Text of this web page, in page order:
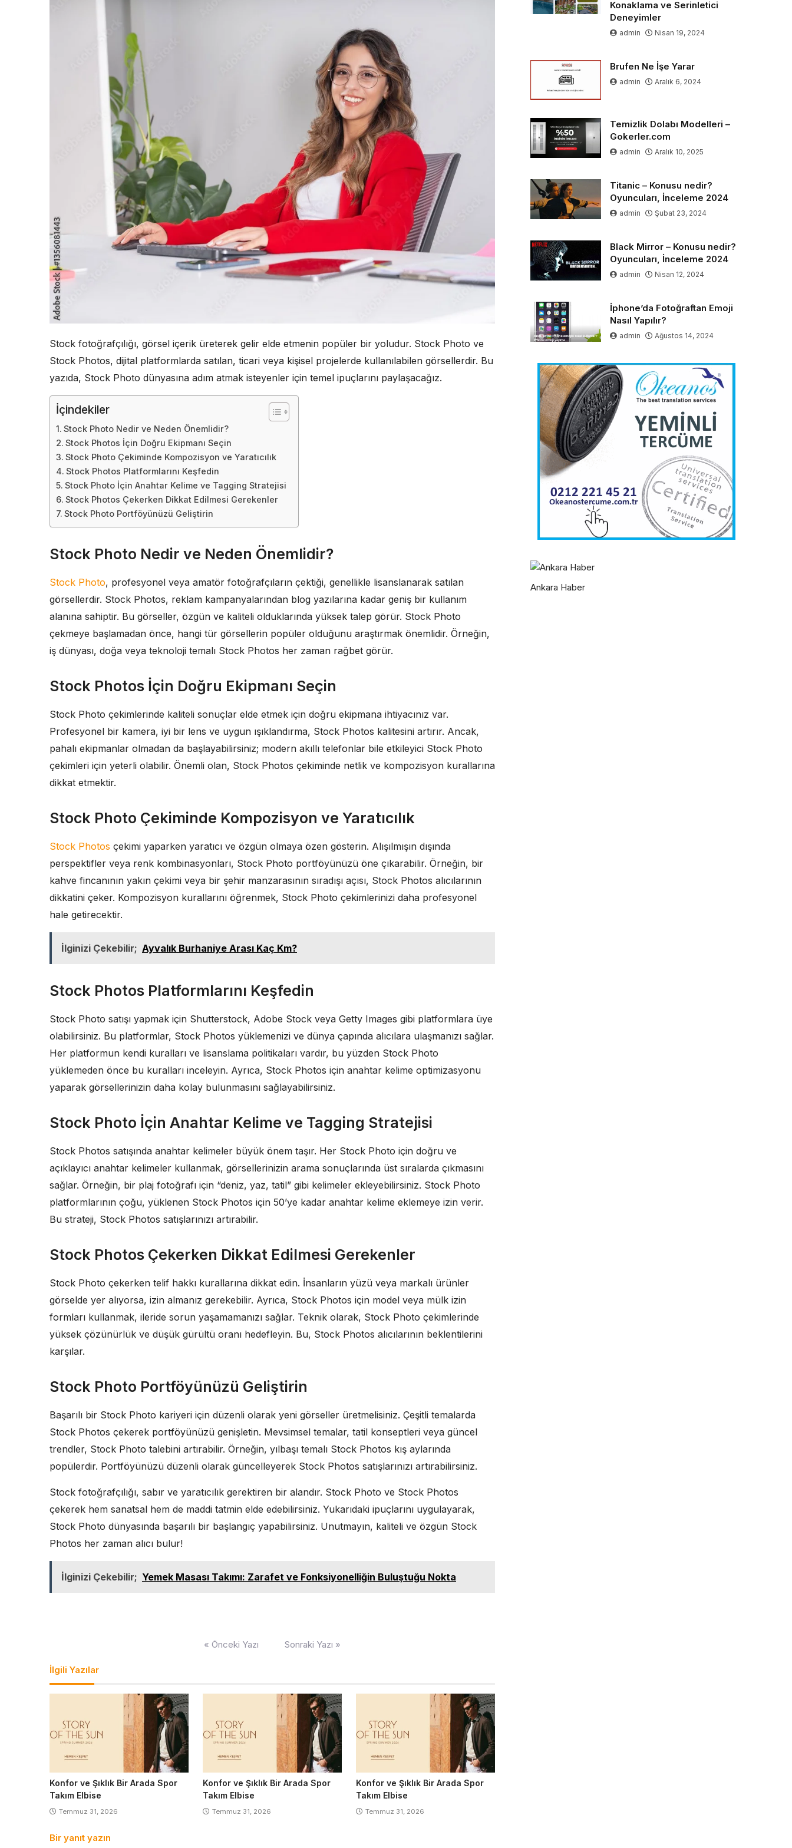
Stock fotoğrafçılığı, görsel içerik üreterek gelir elde etmenin popüler bir yoludur. Stock Photo ve
Stock Photos, dijital platformlarda satılan, ticari veya kişisel projelerde kullanılabilen görsellerdir. Bu
yazıda, Stock Photo dünyasına adım atmak isteyenler için temel ipuçlarını paylaşacağız.
İçindekiler
Stock Photo Nedir ve Neden Önemlidir?
Stock Photos İçin Doğru Ekipmanı Seçin
Stock Photo Çekiminde Kompozisyon ve Yaratıcılık
Stock Photos Platformlarını Keşfedin
Stock Photo İçin Anahtar Kelime ve Tagging Stratejisi
Stock Photos Çekerken Dikkat Edilmesi Gerekenler
Stock Photo Portföyünüzü Geliştirin
Stock Photo Nedir ve Neden Önemlidir?
Stock Photo, profesyonel veya amatör fotoğrafçıların çektiği, genellikle lisanslanarak satılan
görsellerdir. Stock Photos, reklam kampanyalarından blog yazılarına kadar geniş bir kullanım
alanına sahiptir. Bu görseller, özgün ve kaliteli olduklarında yüksek talep görür. Stock Photo
çekmeye başlamadan önce, hangi tür görsellerin popüler olduğunu araştırmak önemlidir. Örneğin,
iş dünyası, doğa veya teknoloji temalı Stock Photos her zaman rağbet görür.
Stock Photos İçin Doğru Ekipmanı Seçin
Stock Photo çekimlerinde kaliteli sonuçlar elde etmek için doğru ekipmana ihtiyacınız var.
Profesyonel bir kamera, iyi bir lens ve uygun ışıklandırma, Stock Photos kalitesini artırır. Ancak,
pahalı ekipmanlar olmadan da başlayabilirsiniz; modern akıllı telefonlar bile etkileyici Stock Photo
çekimleri için yeterli olabilir. Önemli olan, Stock Photos çekiminde netlik ve kompozisyon kurallarına
dikkat etmektir.
Stock Photo Çekiminde Kompozisyon ve Yaratıcılık
Stock Photos çekimi yaparken yaratıcı ve özgün olmaya özen gösterin. Alışılmışın dışında
perspektifler veya renk kombinasyonları, Stock Photo portföyünüzü öne çıkarabilir. Örneğin, bir
kahve fincanının yakın çekimi veya bir şehir manzarasının sıradışı açısı, Stock Photos alıcılarının
dikkatini çeker. Kompozisyon kurallarını öğrenmek, Stock Photo çekimlerinizi daha profesyonel
hale getirecektir.
İlginizi Çekebilir; Ayvalık Burhaniye Arası Kaç Km?
Stock Photos Platformlarını Keşfedin
Stock Photo satışı yapmak için Shutterstock, Adobe Stock veya Getty Images gibi platformlara üye
olabilirsiniz. Bu platformlar, Stock Photos yüklemenizi ve dünya çapında alıcılara ulaşmanızı sağlar.
Her platformun kendi kuralları ve lisanslama politikaları vardır, bu yüzden Stock Photo
yüklemeden önce bu kuralları inceleyin. Ayrıca, Stock Photos için anahtar kelime optimizasyonu
yaparak görsellerinizin daha kolay bulunmasını sağlayabilirsiniz.
Stock Photo İçin Anahtar Kelime ve Tagging Stratejisi
Stock Photos satışında anahtar kelimeler büyük önem taşır. Her Stock Photo için doğru ve
açıklayıcı anahtar kelimeler kullanmak, görsellerinizin arama sonuçlarında üst sıralarda çıkmasını
sağlar. Örneğin, bir plaj fotoğrafı için “deniz, yaz, tatil” gibi kelimeler ekleyebilirsiniz. Stock Photo
platformlarının çoğu, yüklenen Stock Photos için 50’ye kadar anahtar kelime eklemeye izin verir.
Bu strateji, Stock Photos satışlarınızı artırabilir.
Stock Photos Çekerken Dikkat Edilmesi Gerekenler
Stock Photo çekerken telif hakkı kurallarına dikkat edin. İnsanların yüzü veya markalı ürünler
görselde yer alıyorsa, izin almanız gerekebilir. Ayrıca, Stock Photos için model veya mülk izin
formları kullanmak, ileride sorun yaşamamanızı sağlar. Teknik olarak, Stock Photo çekimlerinde
yüksek çözünürlük ve düşük gürültü oranı hedefleyin. Bu, Stock Photos alıcılarının beklentilerini
karşılar.
Stock Photo Portföyünüzü Geliştirin
Başarılı bir Stock Photo kariyeri için düzenli olarak yeni görseller üretmelisiniz. Çeşitli temalarda
Stock Photos çekerek portföyünüzü genişletin. Mevsimsel temalar, tatil konseptleri veya güncel
trendler, Stock Photo talebini artırabilir. Örneğin, yılbaşı temalı Stock Photos kış aylarında
popülerdir. Portföyünüzü düzenli olarak güncelleyerek Stock Photos satışlarınızı artırabilirsiniz.
Stock fotoğrafçılığı, sabır ve yaratıcılık gerektiren bir alandır. Stock Photo ve Stock Photos
çekerek hem sanatsal hem de maddi tatmin elde edebilirsiniz. Yukarıdaki ipuçlarını uygulayarak,
Stock Photo dünyasında başarılı bir başlangıç yapabilirsiniz. Unutmayın, kaliteli ve özgün Stock
Photos her zaman alıcı bulur!
İlginizi Çekebilir; Yemek Masası Takımı: Zarafet ve Fonksiyonelliğin Buluştuğu Nokta
« Önceki Yazı Sonraki Yazı »
İlgili Yazılar
Konfor ve Şıklık Bir Arada Spor
Takım Elbise
Temmuz 31, 2026
Konfor ve Şıklık Bir Arada Spor
Takım Elbise
Temmuz 31, 2026
Konfor ve Şıklık Bir Arada Spor
Takım Elbise
Temmuz 31, 2026
Bir yanıt yazın
Konaklama ve Serinletici
Deneyimler
admin Nisan 19, 2024
Brufen Ne İşe Yarar
admin Aralık 6, 2024
Temizlik Dolabı Modelleri –
Gokerler.com
admin Aralık 10, 2025
Titanic – Konusu nedir?
Oyuncuları, İnceleme 2024
admin Şubat 23, 2024
Black Mirror – Konusu nedir?
Oyuncuları, İnceleme 2024
admin Nisan 12, 2024
İphone’da Fotoğraftan Emoji
Nasıl Yapılır?
admin Ağustos 14, 2024
Ankara Haber